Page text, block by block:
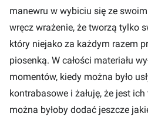
manewru w wybiciu się ze
wręcz wrażenie, że tworzą tylko
który niejako za każdym razem
piosenką. W całości materiału
momentów, kiedy można było
kontrabasowe i żałuję, że jest
można byłoby dodać jeszcze